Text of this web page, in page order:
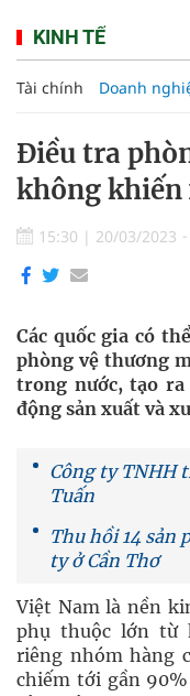
KINH TẾ
Tài chính Doanh
Điều tra
không khiến
15:30 | 20/03/2023
Các quốc gia có
phòng vệ thương
trong nước, tạo ra
động sản xuất và
Công ty TNHH
Tuấn
Thu hồi 14 sản
ty ở Cần Thơ
Việt Nam là nền
phụ thuộc lớn từ
riêng nhóm hàng
chiếm tới gần